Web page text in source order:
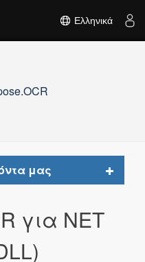
Ελληνικά
μας
Toggle
για NET